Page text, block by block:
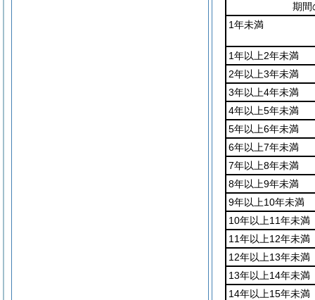
期間
1年未満
1年以上2年未満
2年以上3年未満
3年以上4年未満
4年以上5年未満
5年以上6年未満
6年以上7年未満
7年以上8年未満
8年以上9年未満
9年以上10年未満
10年以上11年未満
11年以上12年未満
12年以上13年未満
13年以上14年未満
14年以上15年未満